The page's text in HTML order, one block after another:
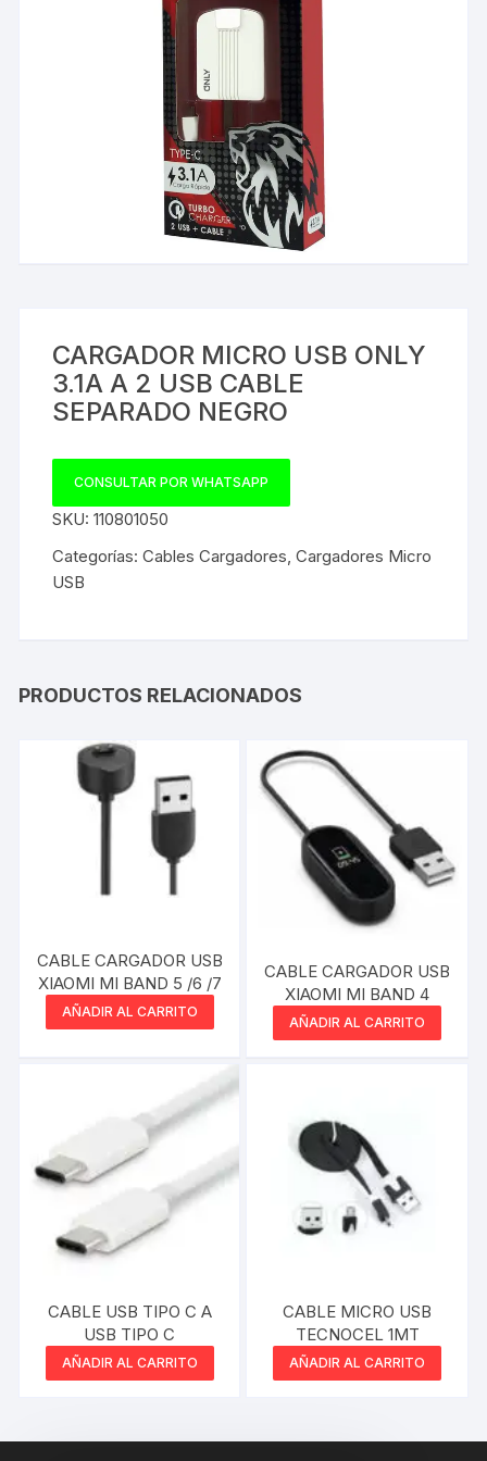
CARGADOR MICRO USB ONLY
3.1A A 2 USB CABLE
SEPARADO NEGRO
CONSULTAR POR WHATSAPP
SKU:110801050
Categorías:Cables Cargadores ,Cargadores Micro
USB
PRODUCTOS RELACIONADOS
CABLE CARGADOR USB
XIAOMI MI BAND 5 /6 /7
AÑADIR AL CARRITO
CABLE CARGADOR USB
XIAOMI MI BAND 4
AÑADIR AL CARRITO
CABLE USB TIPO C A
USB TIPO C
AÑADIR AL CARRITO
CABLE MICRO USB
TECNOCEL 1MT
AÑADIR AL CARRITO